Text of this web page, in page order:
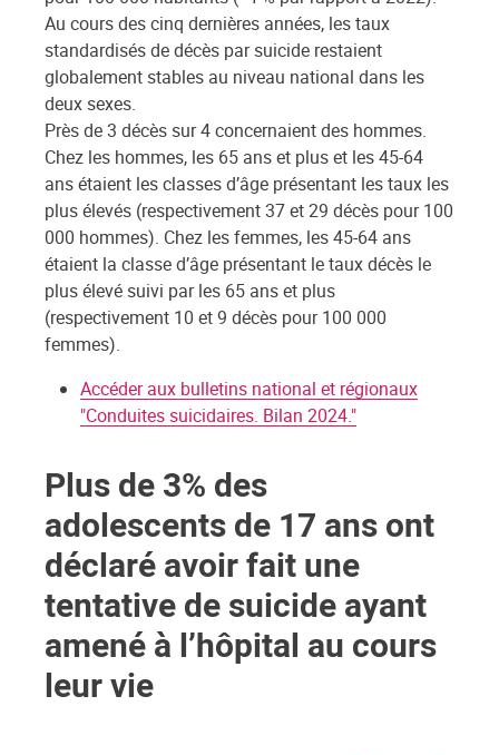
Au cours des cinq dernières années, les taux
standardisés de décès par suicide restaient
globalement stables au niveau national dans les
deux sexes.
Près de 3 décès sur 4 concernaient des hommes.
Chez les hommes, les 65 ans et plus et les 45-64
ans étaient les classes d’âge présentant les taux les
plus élevés (respectivement 37 et 29 décès pour 100
000 hommes). Chez les femmes, les 45-64 ans
étaient la classe d’âge présentant le taux décès le
plus élevé suivi par les 65 ans et plus
(respectivement 10 et 9 décès pour 100 000
femmes).
Accéder aux bulletins national et régionaux
"Conduites suicidaires. Bilan 2024."
Plus de 3% des
adolescents de 17 ans ont
déclaré avoir fait une
tentative de suicide ayant
amené à l’hôpital au cours
leur vie